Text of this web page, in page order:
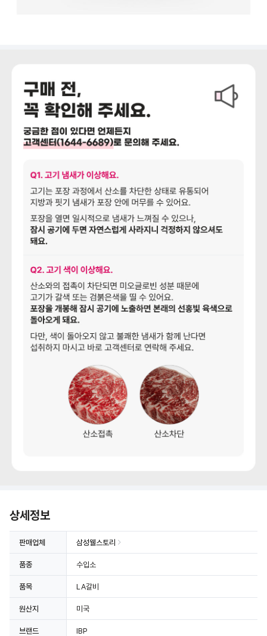
상세정보
판매업체 삼성웰스토리
품종 수입소
품목 LA갈비
원산지 미국
브랜드 IBP